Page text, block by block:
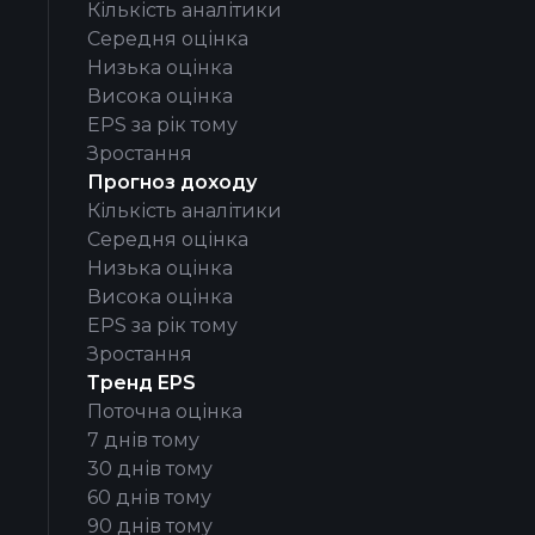
Кількість аналітики
Середня оцінка
Низька оцінка
Висока оцінка
EPS за рік тому
Зростання
Прогноз доходу
Кількість аналітики
Середня оцінка
Низька оцінка
Висока оцінка
EPS за рік тому
Зростання
Тренд EPS
Поточна оцінка
7 днів тому
30 днів тому
60 днів тому
90 днів тому